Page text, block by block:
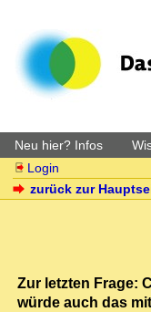
Neu hier? Infos
Login
zurück zur
Zur letzten Frage:
würde auch das